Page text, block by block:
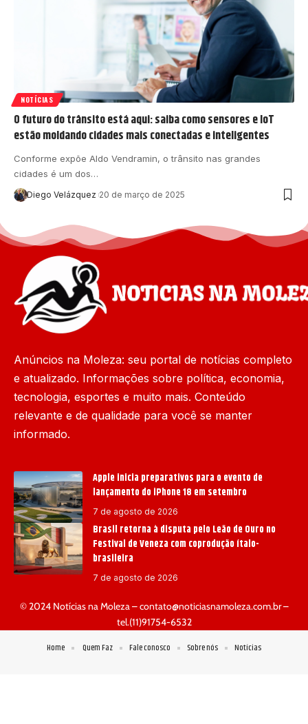
NOTÍCIAS
O futuro do trânsito está aqui: saiba como sensores e IoT
estão moldando cidades mais conectadas e inteligentes
Conforme expõe Aldo Vendramin, o trânsito nas grandes
cidades é um dos…
Diego Velázquez 20 de março de 2025
Anúncios na Moleza: seu portal de notícias completo
e atualizado. Informações sobre política, economia,
tecnologia, esportes e muito mais. Conteúdo
relevante e de qualidade para você se manter
informado.
Apple inicia preparativos para o evento de
lançamento do iPhone 18 em setembro
7 de agosto de 2026
Brasil retorna à disputa pelo Leão de Ouro no
Festival de Veneza com coprodução ítalo-
brasileira
7 de agosto de 2026
© 2024 Notícias na Moleza –contato@noticiasnamoleza.com.br–
tel.(11)91754-6532
Home Quem Faz Fale conosco Sobre nós Notícias